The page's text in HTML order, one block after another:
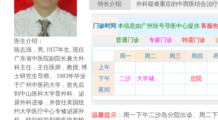
医生介绍：
陈志强，男, 1957年生, 现任
广东省中医院副院长兼大外
科主任，主任医师，教授, 博
士研究生导师。 1983年毕业
于广州中医药大学，曾先后
到中山医科大学普外科、泌
尿外科进修，并曾往美国纽
约大学医疗中心专修泌尿外
特长介绍:
外科疑难重症的中西医结合治
门诊时间 本信息由广州挂号导医中心提供 客服
普通门诊 专家门诊 特需门诊
周一 周二 周三 周四
上午
下午
二沙 大学城
总院
夜间
温馨提示 ：周一下午二沙岛分院出诊、周二